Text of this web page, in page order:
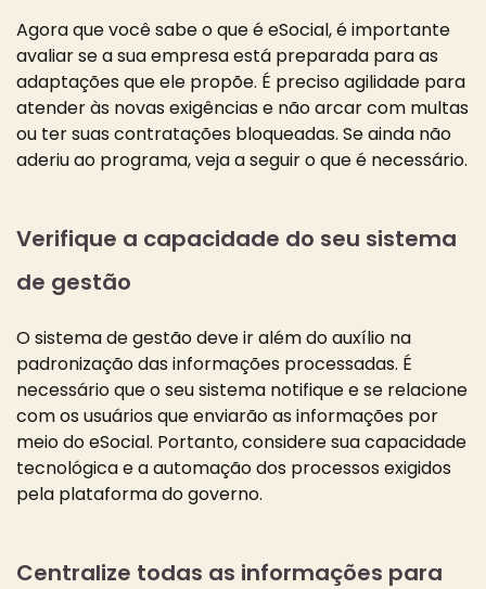
Agora que você sabe o que é eSocial, é importante
avaliar se a sua empresa está preparada para as
adaptações que ele propõe. É preciso agilidade para
atender às novas exigências e não arcar com multas
ou ter suas contratações bloqueadas. Se ainda não
aderiu ao programa, veja a seguir o que é necessário.
Verifique a capacidade do seu sistema
de gestão
O sistema de gestão deve ir além do auxílio na
padronização das informações processadas. É
necessário que o seu sistema notifique e se relacione
com os usuários que enviarão as informações por
meio do eSocial. Portanto, considere sua capacidade
tecnológica e a automação dos processos exigidos
pela plataforma do governo.
Centralize todas as informações para